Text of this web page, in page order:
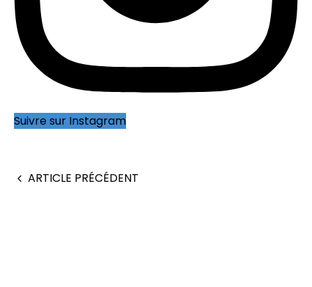
Suivre sur Instagram
ARTICLE PRÉCÉDENT